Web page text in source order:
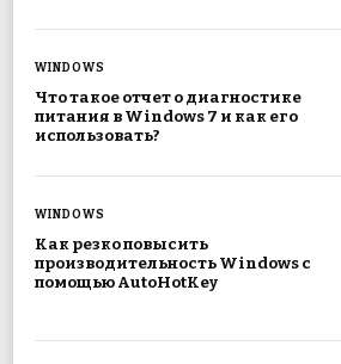
WINDOWS
Что такое отчет о диагностике
питания в Windows 7 и как его
использовать?
WINDOWS
Как резко повысить
производительность Windows с
помощью AutoHotKey